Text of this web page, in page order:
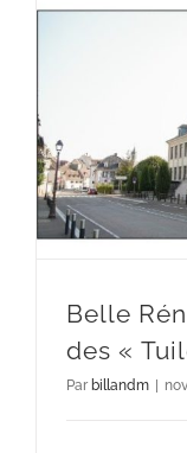
Belle
des «
Par billandm